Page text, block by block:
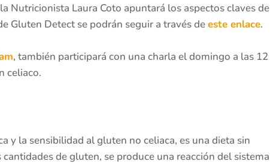
Nutricionista Laura Coto apuntará los aspectos claves de
Gluten Detect se podrán seguir a través deeste enlace.
, también participará con una charla el domingo a las 12
celiaco.
y la sensibilidad al gluten no celiaca, es una dieta sin
de gluten, se produce una reacción del sistema